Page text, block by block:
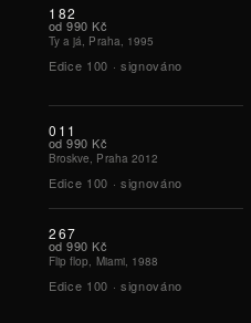
182
od 990 Kč
Ty a já, Praha, 1995
Edice 100 · signováno
011
od 990 Kč
Broskve, Praha 2012
Edice 100 · signováno
267
od 990 Kč
Flip flop, Miami, 1988
Edice 100 · signováno